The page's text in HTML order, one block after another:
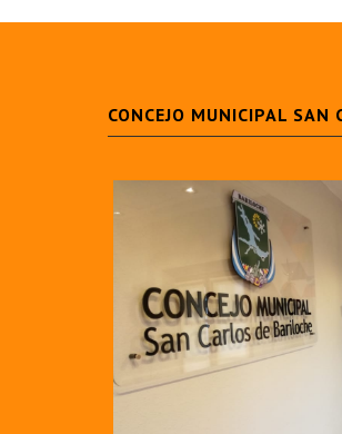
CONCEJO MUNICIPAL SAN